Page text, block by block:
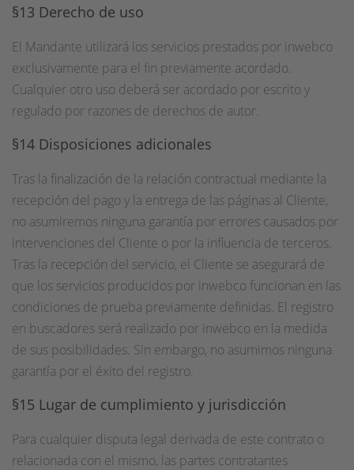
§13 Derecho de uso
El Mandante utilizará los servicios prestados por inwebco
exclusivamente para el fin previamente acordado.
Cualquier otro uso deberá ser acordado por escrito y
regulado por razones de derechos de autor.
§14 Disposiciones adicionales
Tras la finalización de la relación contractual mediante la
recepción del pago y la entrega de las páginas al Cliente,
no asumiremos ninguna garantía por errores causados por
intervenciones del Cliente o por la influencia de terceros.
Tras la recepción del servicio, el Cliente se asegurará de
que los servicios producidos por inwebco funcionan en las
condiciones de prueba previamente definidas. El registro
en buscadores será realizado por inwebco en la medida
de sus posibilidades. Sin embargo, no asumimos ninguna
garantía por el éxito del registro.
§15 Lugar de cumplimiento y jurisdicción
Para cualquier disputa legal derivada de este contrato o
relacionada con el mismo, las partes contratantes